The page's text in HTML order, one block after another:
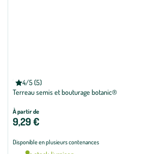
4/5 (5)
Note moyenne de 4 sur 5 avec 5 avis
BOTANIC®
Terreau semis et bouturage botanic®
À partir de
9,29 €
Disponible en plusieurs contenances